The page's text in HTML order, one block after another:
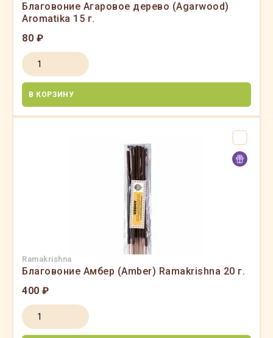
Благовоние Агаровое дерево (Agarwood)
Aromatika 15 г.
80 ₽
В КОРЗИНУ
Ramakrishna
Благовоние Амбер (Amber) Ramakrishna 20 г.
400 ₽